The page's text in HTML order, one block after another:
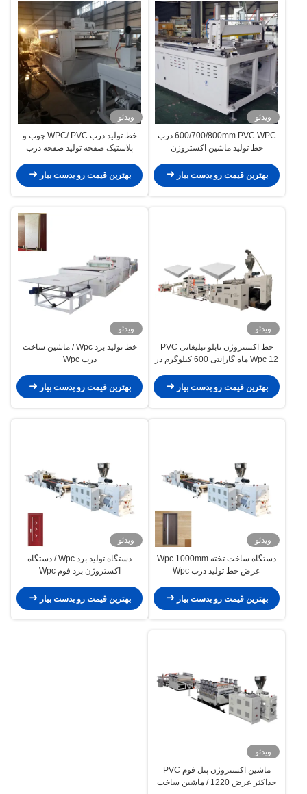
ویدئو
600/700/800mm PVC WPC درب
خط تولید ماشین اکستروزن
درب ماشین آلات حکاکی پرتاب گرم
بهترین قیمت رو بدست بیار
ویدئو
خط تولید درب WPC/ PVC چوب و
پلاستیک صفحه تولید صفحه درب
اکستروژن تامین کننده
بهترین قیمت رو بدست بیار
ویدئو
خط اکستروژن تابلو تبلیغاتی PVC
Wpc 12 ماه گارانتی 600 کیلوگرم در
بهترین قیمت رو بدست بیار
ویدئو
خط تولید برد Wpc / ماشین ساخت
درب Wpc
بهترین قیمت رو بدست بیار
ویدئو
دستگاه ساخت تخته Wpc 1000mm
عرض خط تولید درب Wpc
بهترین قیمت رو بدست بیار
ویدئو
دستگاه تولید برد Wpc / دستگاه
اکستروژن برد فوم Wpc
بهترین قیمت رو بدست بیار
ویدئو
ماشین اکستروژن پنل فوم PVC
حداکثر عرض 1220 / ماشین ساخت